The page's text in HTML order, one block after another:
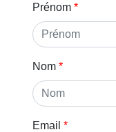
Prénom
Nom
Email